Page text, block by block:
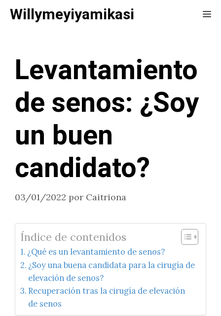
Saltar
Willymeyiyamikasi
Levantamiento
de senos: ¿Soy
un buen
candidato?
03/01/2022 por Caitriona
Índice de contenidos
¿Qué es un levantamiento de senos?
¿Soy una buena candidata para la cirugía de
elevación de senos?
Recuperación tras la cirugía de elevación
de senos